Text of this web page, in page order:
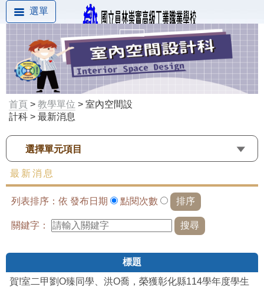
選單
首頁 > 教學單位 > 室內空間設
計科 > 最新消息
選擇單元項目
最新消息
列表排序：依 發布日期 點閱次數
關鍵字：
標題
賀!室二甲劉O臻同學、洪O喬，榮獲彰化縣114學年度學生